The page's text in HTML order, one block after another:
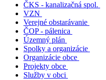
ČKS - kanalizačná spol.
VZN
Verejné obstarávanie
ČOP - pálenica
Územný plán
Spolky a organizácie
Organizácie obce
Projekty obce
Služby v obci